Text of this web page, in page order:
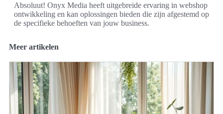
Absoluut! Onyx Media heeft uitgebreide ervaring in webshop
ontwikkeling en kan oplossingen bieden die zijn afgestemd op
de specifieke behoeften van jouw business.
Meer artikelen